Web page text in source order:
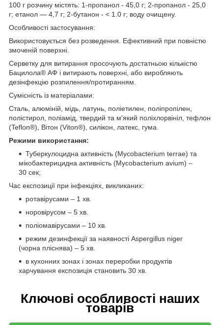
100 г розчину містять: 1-пропанол - 45,0 г; 2-пропанол - 25,0
г; етанол ― 4,7 г; 2-бутанон - < 1.0 г; воду очищену.
Особливості застосування:
Використовується без розведення. Ефективний при повністю
змоченій поверхні.
Серветку для витирання просочують достатньою кількістю
Бацилола® АФ і витирають поверхні, або виробляють
дезінфекцію розпилення/протиранням.
Сумісність із матеріалами:
Сталь, алюміній, мідь, латунь, поліетилен, поліпропілен,
полістирол, поліамід, твердий та м'який поліхлорвініл, тефлон
(Teflon®), Вітон (Viton®), силікон, латекс, гума.
Режими використання:
Туберкулоцидна активність (Mycobacterium terrae) та
мікобактерицидна активність (Mycobacterium avium) –
30 сек;
Час експозиції при інфекціях, викликаних:
ротавірусами – 1 хв.
норовірусом – 5 хв.
поліомавірусами – 10 хв.
режим дезинфекції за наявності Aspergillus niger
(чорна пліснява) – 5 хв.
в кухонних зонах і зонах переробки продуктів
харчування експозиція становить 30 хв.
Ключові особливості наших
товарів